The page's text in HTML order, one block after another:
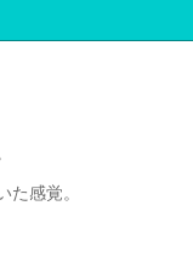
感覚。